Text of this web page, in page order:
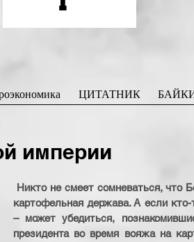
ЦИТАТНИК
империи
Никто не смеет сомневаться, что
картофельная держава. А если
– может убедиться,
президента во время вояжа на